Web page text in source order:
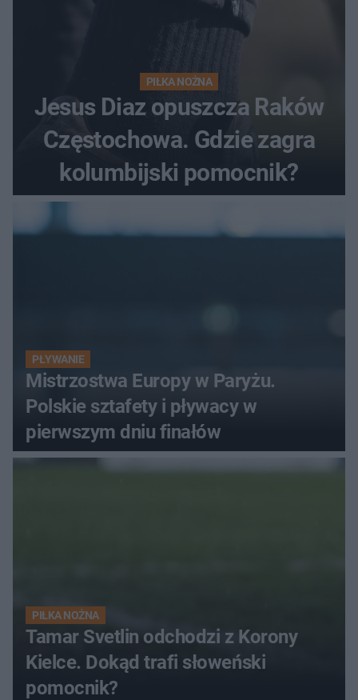
PIŁKA NOŻNA
Jesus Diaz opuszcza Raków
Częstochowa. Gdzie zagra
kolumbijski pomocnik?
PŁYWANIE
Mistrzostwa Europy w Paryżu.
Polskie sztafety i pływacy w
pierwszym dniu finałów
PIŁKA NOŻNA
Tamar Svetlin odchodzi z Korony
Kielce. Dokąd trafi słoweński
pomocnik?